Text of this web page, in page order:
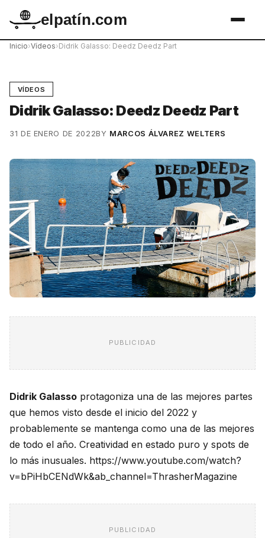
elpatín.com
Inicio›Vídeos›Didrik Galasso: Deedz Deedz Part
VÍDEOS
Didrik Galasso: Deedz Deedz Part
31 DE ENERO DE 2022BY MARCOS ÁLVAREZ WELTERS
PUBLICIDAD
Didrik Galasso protagoniza una de las mejores partes
que hemos visto desde el inicio del 2022 y
probablemente se mantenga como una de las mejores
de todo el año. Creatividad en estado puro y spots de
lo más inusuales. https://www.youtube.com/watch?
v=bPiHbCENdWk&ab_channel=ThrasherMagazine
PUBLICIDAD